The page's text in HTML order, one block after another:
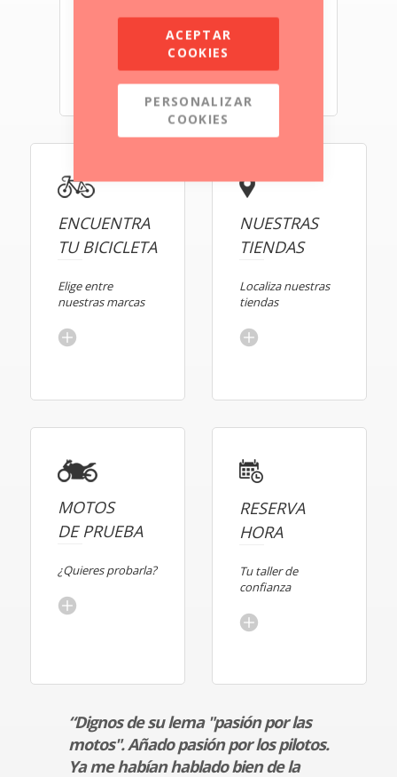
KTM 790 ADVENTURE
8.390€
ENCUENTRA
TU BICICLETA
Elige entre
nuestras marcas
NUESTRAS
TIENDAS
Localiza nuestras
tiendas
MOTOS
DE PRUEBA
¿Quieres probarla?
RESERVA
HORA
Tu taller de
confianza
“Dignos de su lema "pasión por las
motos". Añado pasión por los pilotos.
Ya me habían hablado bien de la
ACEPTAR
COOKIES
PERSONALIZAR
COOKIES